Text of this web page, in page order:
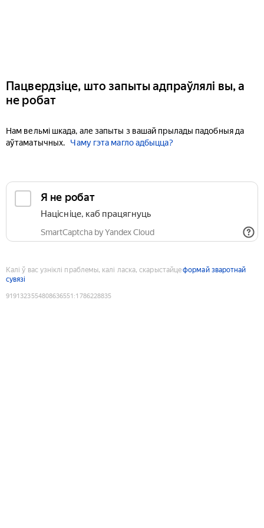
Пацвердзіце, што запыты адпраўлялі вы, а
не робат
Нам вельмі шкада, але запыты з вашай прылады падобныя да
аўтаматычных.
Чаму гэта магло адбыцца?
Я не робат
Націсніце, каб працягнуць
SmartCaptcha by Yandex Cloud
Калі ў вас узніклі праблемы, калі ласка, скарыстайцеформай зваротнай
сувязі
9191323554808636551 :1786228835